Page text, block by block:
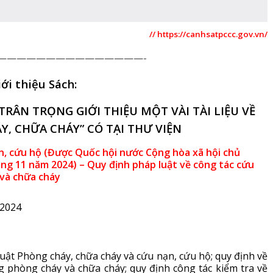
// https://canhsatpccc.gov.vn/
thiệu Sách:
TRỌNG GIỚI THIỆU MỘT VÀI TÀI LIỆU VỀ
CHỮA CHÁY” CÓ TẠI THƯ VIỆN
cứu hộ (Được Quốc hội nước Cộng hòa xã hội chủ
11 năm 2024) – Quy định pháp luật về công tác cứu
chữa cháy
Phòng cháy, chữa cháy và cứu nạn, cứu hộ; quy định về
cháy và chữa cháy; quy định công tác kiểm tra về